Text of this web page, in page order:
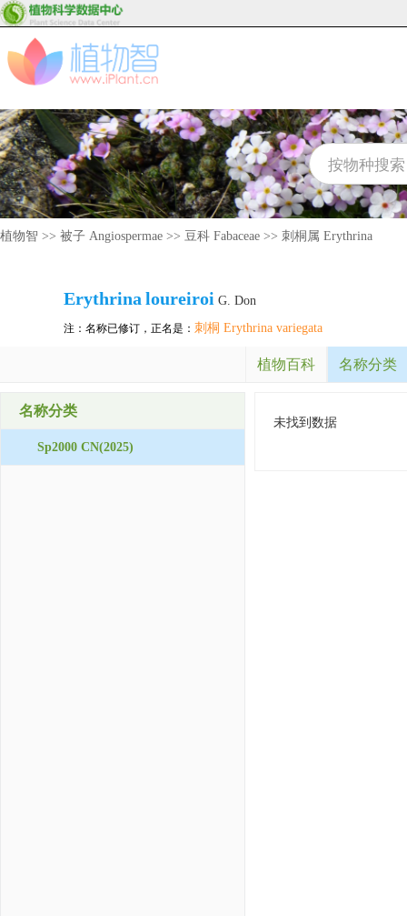
植物智 >> 被子 Angiospermae >> 豆科 Fabaceae >> 刺桐属 Erythrina
Erythrina loureiroi G. Don
注：名称已修订，正名是： 刺桐 Erythrina variegata
植物百科 名称分类
名称分类
Sp2000 CN(2025)
未找到数据